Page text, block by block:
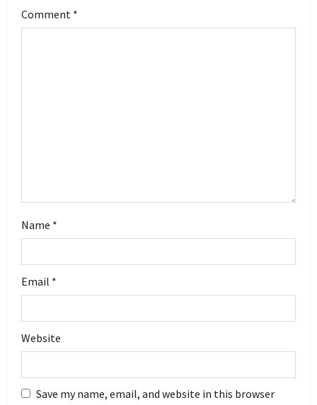
g
Comment *
Name *
Email *
Website
Save my name, email, and website in this browser